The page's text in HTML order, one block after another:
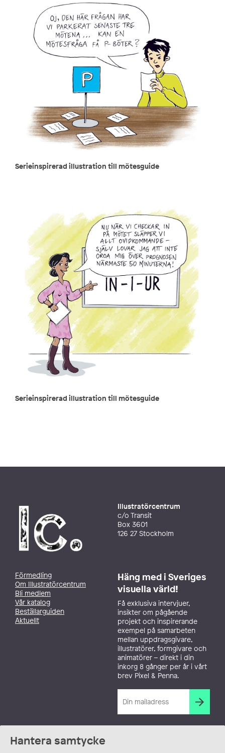
Hantera samtycke
Serieinspirerad illustration till mötesguide
Serieinspirerad illustration till mötesguide
Illustratörcentrum
c/o Transit
Box 3601
126 27 Stockholm
Förmedling
Om Illustratörcentrum
Bli medlem
Vår katalog
Beställarguiden
Aktuellt
Häng med i Sveriges
visuella värld!
Få exklusiva intervjuer,
insikter om pågående
projekt och inspirerande
exempel på samarbeten
mellan uppdragsgivare,
illustratörer, formgivare och
animatörer – direkt i din
inkorg 8 gånger per år i vårt
brev Pixel & Penna.